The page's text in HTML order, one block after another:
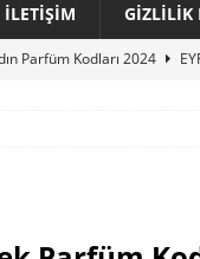
İLETIŞIM GIZLILIK
Parfüm Kodları 2024
Parfüm Kodları 2024 Güncel